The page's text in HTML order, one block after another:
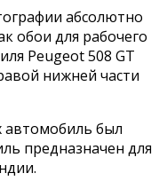
абсолютно
обои для рабочего
Peugeot 508 GT
нижней части
автомобиль был
предназначен для